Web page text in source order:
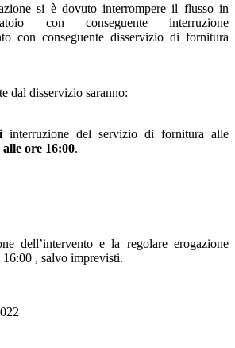
si è dovuto interrompere il flusso in
con conseguente interruzione
con conseguente disservizio di fornitura
dal disservizio saranno:
interruzione del servizio di fornitura alle
ore 16:00.
dell’intervento e la regolare erogazione
, salvo imprevisti.